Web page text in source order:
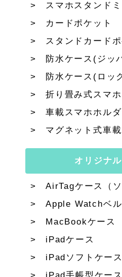
スマホスタンド
カードポケット
スタンドカードポ
防水ケース(ジッ
防水ケース(ロッ
折り畳み式スマ
車載スマホホルダ
マグネット式車
オリジナ
AirTagケース（ソ
Apple Watchベル
MacBookケース
iPadケース
iPadソフトケース